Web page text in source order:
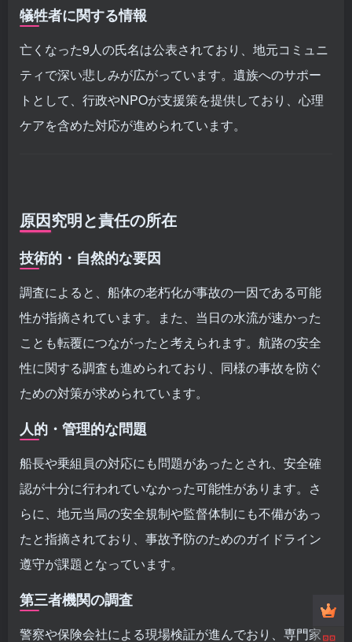
犠牲者に関する情報
亡くなった9人の氏名は公表されており、地元コミュニ
ティで深い悲しみが広がっています。遺族へのサポー
トとして、行政やNPOが支援策を提供しており、心理
ケアを含めた対応が進められています。
原因究明と責任の所在
技術的・自然的な要因
調査によると、船体の老朽化が事故の一因である可能
性が指摘されています。また、当日の水流が速かった
ことも転覆につながったと考えられます。航路の安全
性に関する調査も進められており、同様の事故を防ぐ
ための対策が求められています。
人的・管理的な問題
船長や乗組員の対応にも問題があったとされ、安全確
認が十分に行われていなかった可能性があります。さ
らに、地元当局の安全規制や監督体制にも不備があっ
たと指摘されており、事故予防のためのガイドライン
遵守が課題となっています。
第三者機関の調査
警察や保険会社による現場検証が進んでおり、専門家